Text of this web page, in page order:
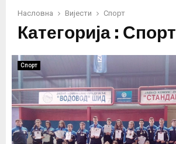
Насловна Вијести Спорт
Категорија : Спорт
Спорт